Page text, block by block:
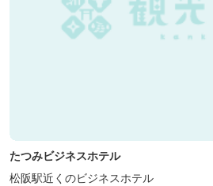
たつみビジネスホテル
松阪駅近くのビジネスホテル